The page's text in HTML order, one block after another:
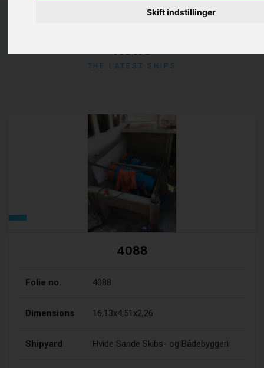
Skift indstillinger
News
THE LATEST SHIPS
4088
Folie no. 4088
Dimensions 16,13x4,51x2,26
Shipyard Hvide Sande Skibs- og Bådebyggeri